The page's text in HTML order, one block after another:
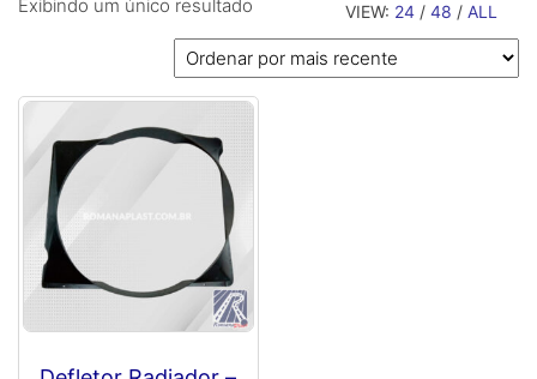
VIEW: 24 / 48 / ALL
Exibindo um único resultado